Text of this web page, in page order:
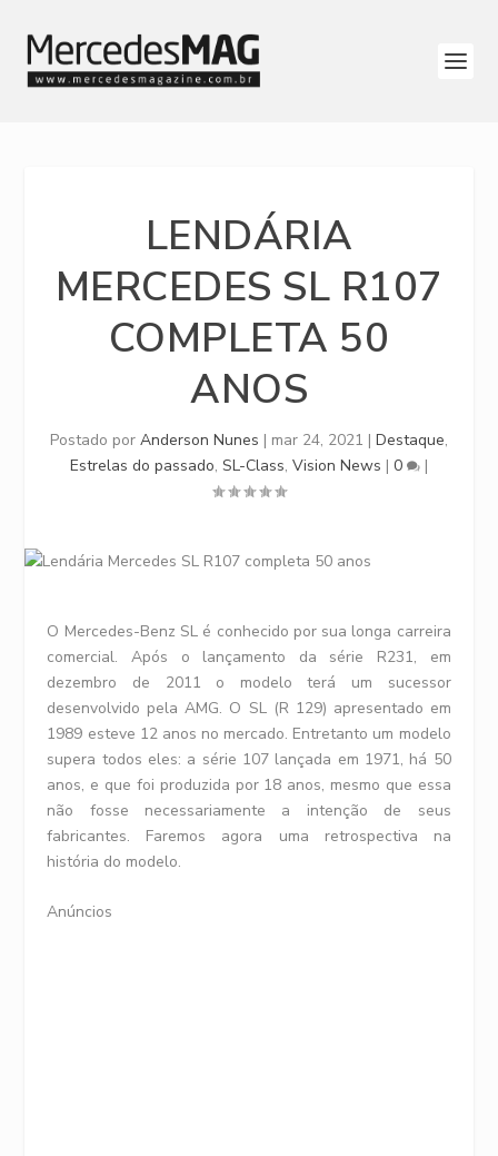
LENDÁRIA
MERCEDES SL R107
COMPLETA 50
ANOS
Postado por Anderson Nunes | mar 24, 2021 | Destaque,
Estrelas do passado, SL-Class, Vision News | 0 |
O Mercedes-Benz SL é conhecido por sua longa carreira
comercial. Após o lançamento da série R231, em
dezembro de 2011 o modelo terá um sucessor
desenvolvido pela AMG. O SL (R 129) apresentado em
1989 esteve 12 anos no mercado. Entretanto um modelo
supera todos eles: a série 107 lançada em 1971, há 50
anos, e que foi produzida por 18 anos, mesmo que essa
não fosse necessariamente a intenção de seus
fabricantes. Faremos agora uma retrospectiva na
história do modelo.
Anúncios